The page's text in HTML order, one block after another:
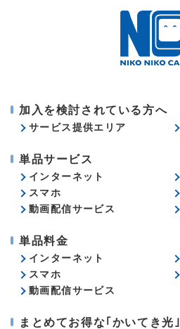
加入を検討されている方へ
サービス提供エリア
単品サービス
インターネット
スマホ
動画配信サービス
単品料金
インターネット
スマホ
動画配信サービス
まとめてお得な｢かいてき光｣